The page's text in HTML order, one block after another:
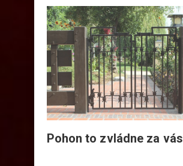
Pohon to zvládne za vás